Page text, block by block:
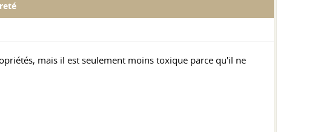
mais il est seulement moins toxique parce qu'il ne